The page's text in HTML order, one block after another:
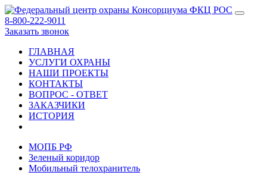
8-800-222-9011
Заказать звонок
ГЛАВНАЯ
УСЛУГИ ОХРАНЫ
НАШИ ПРОЕКТЫ
КОНТАКТЫ
ВОПРОС - ОТВЕТ
ЗАКАЗЧИКИ
ИСТОРИЯ
МОПБ РФ
Зеленый коридор
Мобильный телохранитель